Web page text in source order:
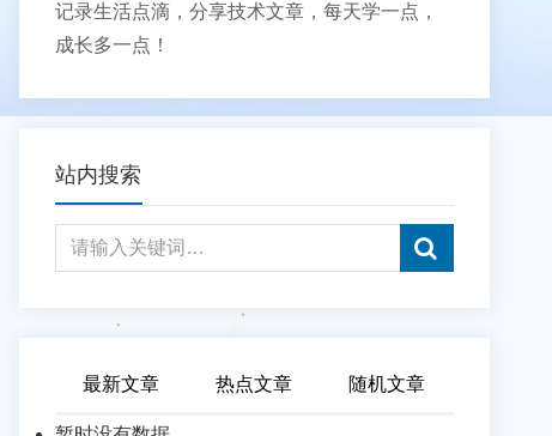
记录生活点滴，分享技术文章，每天学一点，
成长多一点！
站内搜索
最新文章 热点文章 随机文章